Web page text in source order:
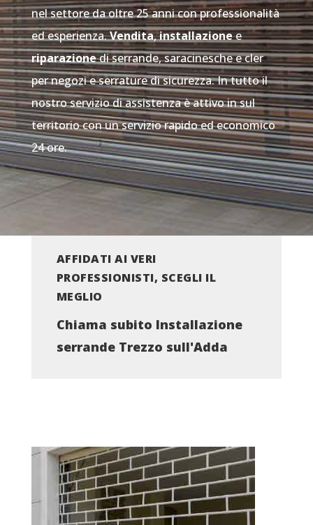
nel settore da oltre 25 anni con professionalità
ed esperienza.Vendita,installazionee
riparazionedi serrande, saracinesche e cler
per negozi e serrature di sicurezza. In tutto il
nostro servizio di assistenza è attivo in sul
territorio con un servizio rapido ed economico
24 ore.
AFFIDATI AI VERI
PROFESSIONISTI, SCEGLI IL
MEGLIO
Chiama subito Installazione
serrande Trezzo sull'Adda